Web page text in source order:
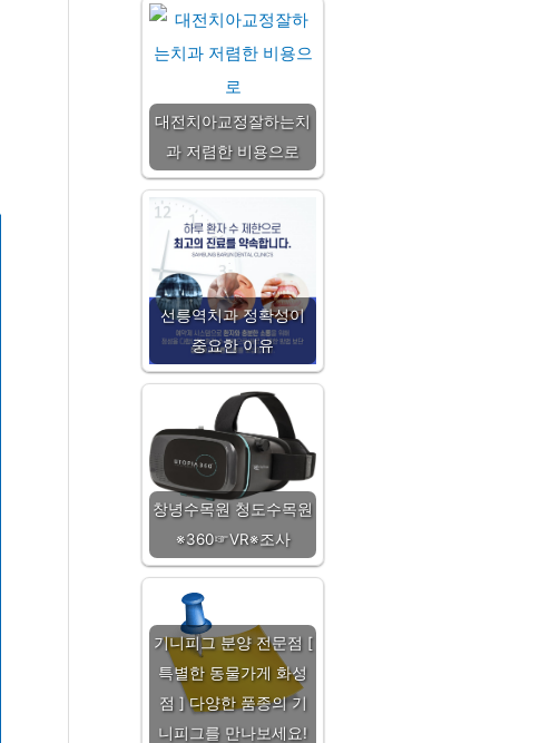
대전치아교정잘하는치
과 저렴한 비용으로
선릉역치과 정확성이
중요한 이유
창녕수목원 청도수목원
※360☞VR※조사
기니피그 분양 전문점 [
특별한 동물가게 화성
점 ] 다양한 품종의 기
니피그를 만나보세요!